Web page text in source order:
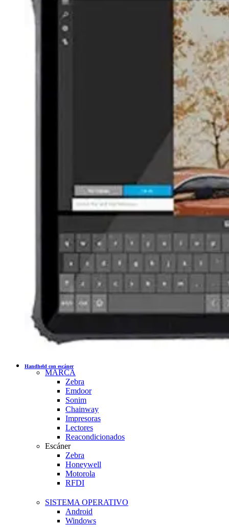
Handheld con escáner
MARCA
Zebra
Emdoor
Sonim
Chainway
Impresoras
Lectores
Reacondicionados
Escáner
Zebra
Honeywell
Motorola
RFDI
SISTEMA OPERATIVO
Android
Windows